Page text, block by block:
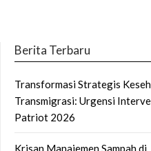
Berita Terbaru
Transformasi Strategis
Transmigrasi: Urgensi
Patriot 2026
Krisan Manajemen Sampah